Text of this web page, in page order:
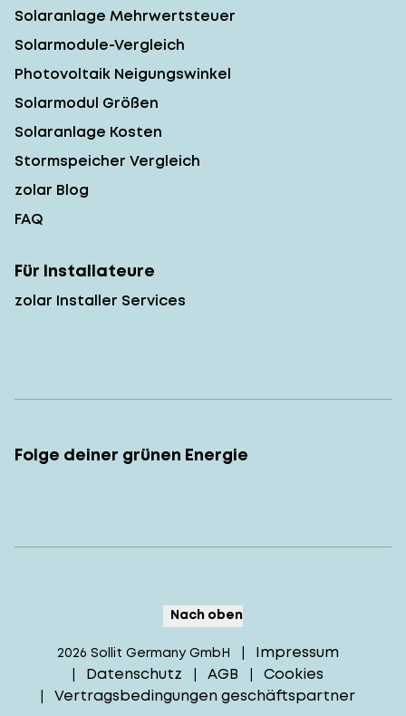
Solaranlage Mehrwertsteuer
Solarmodule-Vergleich
Photovoltaik Neigungswinkel
Solarmodul Größen
Solaranlage Kosten
Stormspeicher Vergleich
zolar Blog
FAQ
Für Installateure
zolar Installer Services
Folge deiner grünen Energie
Nach oben
2026 Sollit Germany GmbH | Impressum
| Datenschutz | AGB | Cookies
| Vertragsbedingungen geschäftspartner